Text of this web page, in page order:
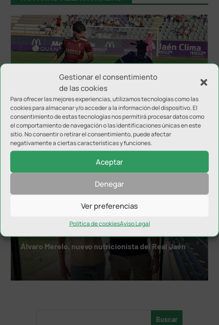
Gestionar el consentimiento
de las cookies
Para ofrecer las mejores experiencias, utilizamos tecnologías como las
cookies para almacenar y/o acceder a la información del dispositivo. El
consentimiento de estas tecnologías nos permitirá procesar datos como
el comportamiento de navegación o las identificaciones únicas en este
sitio. No consentir o retirar el consentimiento, puede afectar
negativamente a ciertas características y funciones.
Aceptar
Denegar
Ver preferencias
Política de cookiesAviso Legal
El Córdoba se lleva el Trofeo del Olivo ante el Real
Jaén
Álvaro Merelo, nuevo nutricionista del Real Jaén